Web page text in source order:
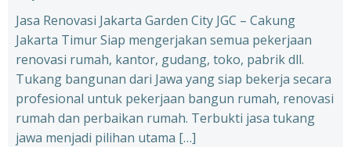
Jasa Renovasi Jakarta Garden City JGC – Cakung
Jakarta Timur Siap mengerjakan semua pekerjaan
renovasi rumah, kantor, gudang, toko, pabrik dll.
Tukang bangunan dari Jawa yang siap bekerja secara
profesional untuk pekerjaan bangun rumah, renovasi
rumah dan perbaikan rumah. Terbukti jasa tukang
jawa menjadi pilihan utama […]